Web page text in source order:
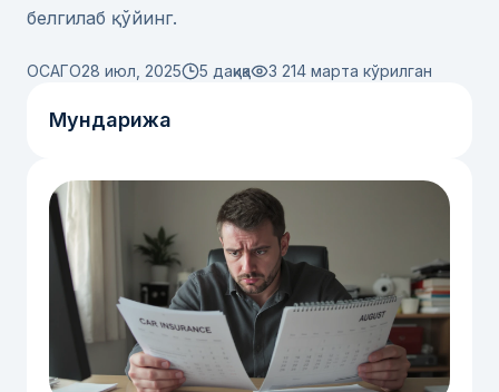
белгилаб қўйинг.
ОСАГО28 июл, 2025 5 дақиқа 3 214 марта кўрилган
Мундарижа